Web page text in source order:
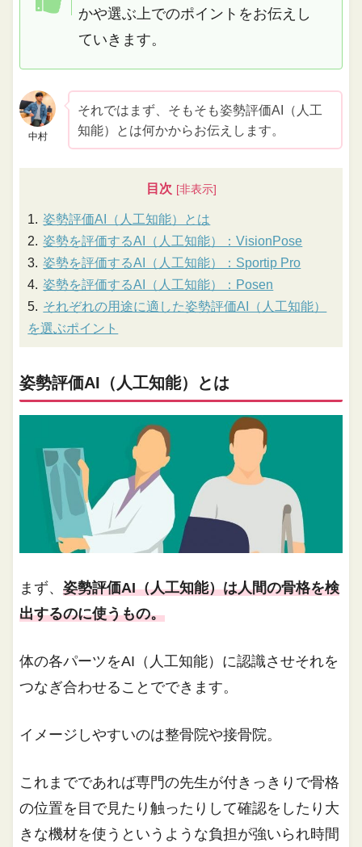
かや選ぶ上でのポイントをお伝えし
ていきます。
中村
それではまず、そもそも姿勢評価AI（人工
知能）とは何かからお伝えします。
目次
姿勢評価AI（人工知能）とは
姿勢を評価するAI（人工知能）：VisionPose
姿勢を評価するAI（人工知能）：Sportip Pro
姿勢を評価するAI（人工知能）：Posen
それぞれの用途に適した姿勢評価AI（人工知能）
を選ぶポイント
姿勢評価AI（人工知能）とは
まず、姿勢評価AI（人工知能）は人間の骨格を検
出するのに使うもの。
体の各パーツをAI（人工知能）に認識させそれを
つなぎ合わせることでできます。
イメージしやすいのは整骨院や接骨院。
これまでであれば専門の先生が付きっきりで骨格
の位置を目で見たり触ったりして確認をしたり大
きな機材を使うというような負担が強いられ時間